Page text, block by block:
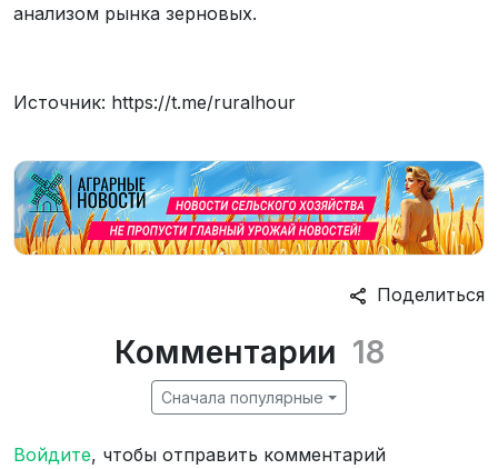
анализом рынка зерновых.
Источник: https://t.me/ruralhour
Поделиться
Комментарии 18
Сначала популярные
Войдите, чтобы отправить комментарий